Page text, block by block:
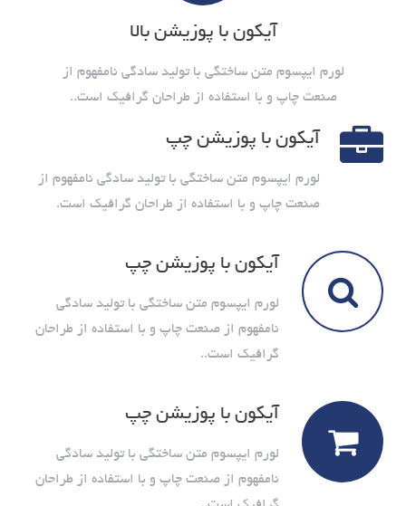
آیکون با پوزیشن بالا
لورم ایپسوم متن ساختگی با تولید سادگی نامفهوم از
صنعت چاپ و با استفاده از طراحان گرافیک است..
آیکون با پوزیشن چپ
لورم ایپسوم متن ساختگی با تولید سادگی نامفهوم از
صنعت چاپ و با استفاده از طراحان گرافیک است.
آیکون با پوزیشن چپ
لورم ایپسوم متن ساختگی با تولید سادگی
نامفهوم از صنعت چاپ و با استفاده از طراحان
گرافیک است..
آیکون با پوزیشن چپ
لورم ایپسوم متن ساختگی با تولید سادگی
نامفهوم از صنعت چاپ و با استفاده از طراحان